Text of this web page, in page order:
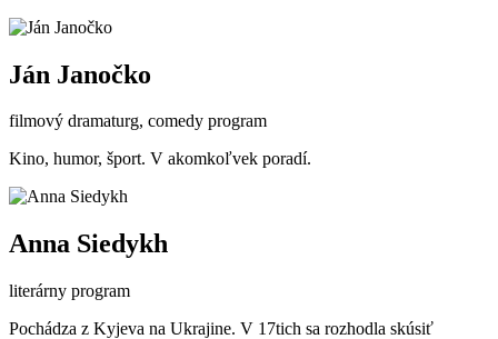
Ján Janočko
filmový dramaturg, comedy program
Kino, humor, šport. V akomkoľvek poradí.
Anna Siedykh
literárny program
Pochádza z Kyjeva na Ukrajine. V 17tich sa rozhodla skúsiť